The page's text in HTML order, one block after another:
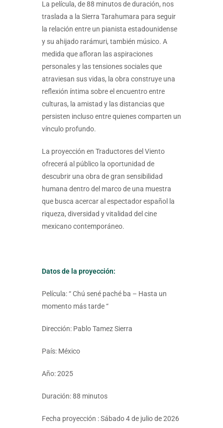
La película, de 88 minutos de duración, nos
traslada a la Sierra Tarahumara para seguir
la relación entre un pianista estadounidense
y su ahijado rarámuri, también músico. A
medida que afloran las aspiraciones
personales y las tensiones sociales que
atraviesan sus vidas, la obra construye una
reflexión íntima sobre el encuentro entre
culturas, la amistad y las distancias que
persisten incluso entre quienes comparten un
vínculo profundo.
La proyección en Traductores del Viento
ofrecerá al público la oportunidad de
descubrir una obra de gran sensibilidad
humana dentro del marco de una muestra
que busca acercar al espectador español la
riqueza, diversidad y vitalidad del cine
mexicano contemporáneo.
Datos de la proyección:
Película: “ Chú sené paché ba – Hasta un
momento más tarde “
Dirección: Pablo Tamez Sierra
País: México
Año: 2025
Duración: 88 minutos
Fecha proyección : Sábado 4 de julio de 2026